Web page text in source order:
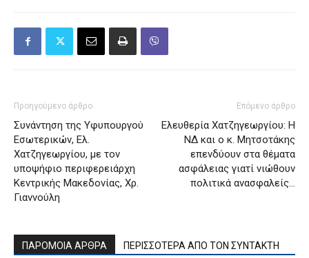
Προηγούμενο άρθρο
Συνάντηση της Υφυπουργού
Εσωτερικών, Ελ.
Χατζηγεωργίου, με τον
υποψήφιο περιφερειάρχη
Κεντρικής Μακεδονίας, Χρ.
Γιαννούλη
Επόμενο άρθρο
Ελευθερία Χατζηγεωργίου: Η
ΝΔ και ο κ. Μητσοτάκης
επενδύουν στα θέματα
ασφάλειας γιατί νιώθουν
πολιτικά ανασφαλείς…
ΠΑΡΟΜΟΙΑ ΑΡΘΡΑ ΠΕΡΙΣΣΟΤΕΡΑ ΑΠΟ ΤΟΝ ΣΥΝΤΑΚΤΗ